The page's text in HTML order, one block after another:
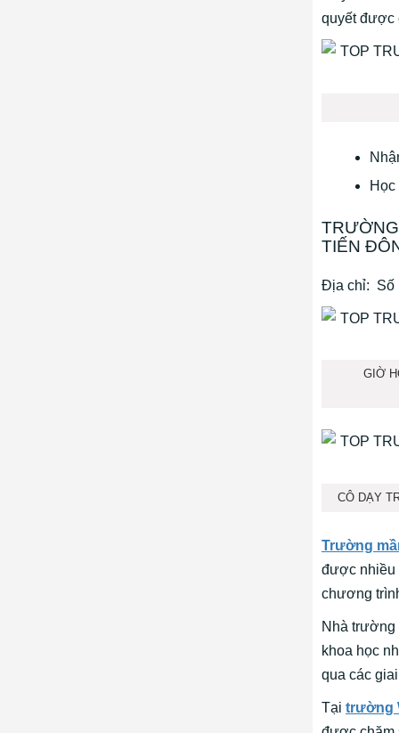
quyết được
TIẾN
Địa chỉ: Số
GIỜ
CÔ DẠY
Trường
được nhiều
chương
Nhà trường
khoa học
qua các
Tại trường